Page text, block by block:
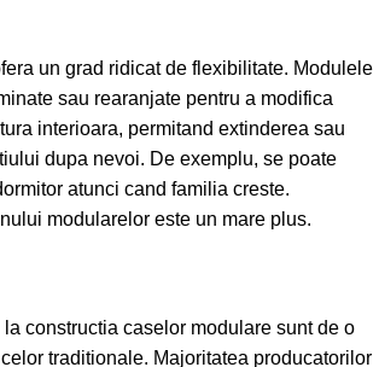
un grad ridicat de flexibilitate. Modulele
sau rearanjate pentru a modifica
interioara, permitand extinderea sau
dupa nevoi. De exemplu, se poate
atunci cand familia creste.
modularelor este un mare plus.
constructia caselor modulare sunt de o
traditionale. Majoritatea producatorilor